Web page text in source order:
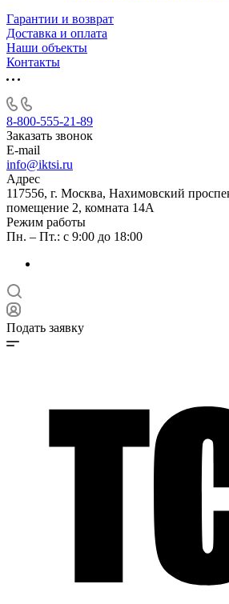
Гарантии и возврат
Доставка и оплата
Наши объекты
Контакты
8-800-555-21-89
Заказать звонок
E-mail
info@iktsi.ru
Адрес
117556, г. Москва, Нахимовский
помещение 2, комната 14А
Режим работы
Пн. – Пт.: с 9:00 до 18:00
Подать заявку